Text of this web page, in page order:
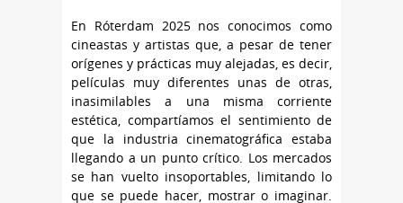
En Róterdam 2025 nos conocimos como
cineastas y artistas que, a pesar de tener
orígenes y prácticas muy alejadas, es decir,
películas muy diferentes unas de otras,
inasimilables a una misma corriente
estética, compartíamos el sentimiento de
que la industria cinematográfica estaba
llegando a un punto crítico. Los mercados
se han vuelto insoportables, limitando lo
que se puede hacer, mostrar o imaginar.